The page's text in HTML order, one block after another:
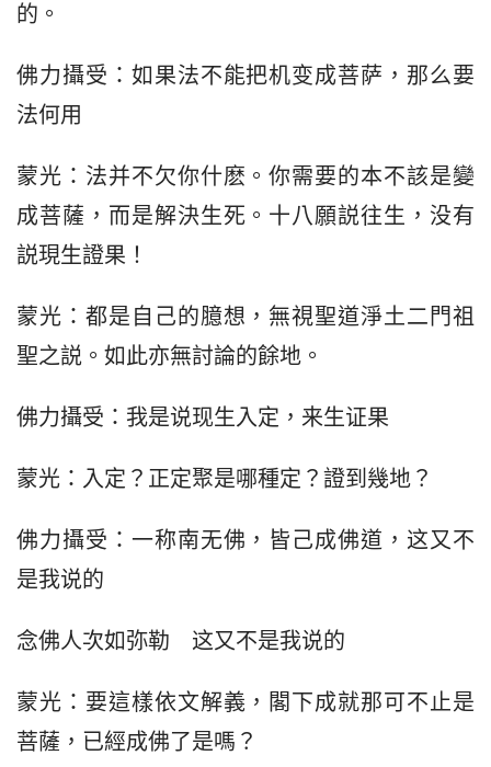
的。
佛力攝受：如果法不能把机变成菩萨，那么要
法何用
蒙光：法并不欠你什麽。你需要的本不該是變
成菩薩，而是解決生死。十八願説往生，没有
説現生證果！
蒙光：都是自己的臆想，無視聖道淨土二門祖
聖之説。如此亦無討論的餘地。
佛力攝受：我是说现生入定，来生证果
蒙光：入定？正定聚是哪種定？證到幾地？
佛力攝受：一称南无佛，皆己成佛道，这又不
是我说的
念佛人次如弥勒　这又不是我说的
蒙光：要這樣依文解義，閣下成就那可不止是
菩薩，已經成佛了是嗎？